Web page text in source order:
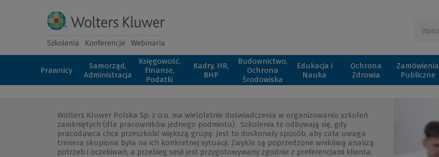
Prawnicy
Samorząd,
Administracja
Księgowość,
Finanse,
Podatki
Kadry, HR,
BHP
Budownictwo,
Ochrona
Środowiska
Edukacja i
Nauka
Ochrona
Zdrowia
Zamówienia
Publiczne
Wolters Kluwer Polska Sp. z o.o. ma wieloletnie doświadczenia w organizowaniu szkoleń
zamkniętych (dla pracowników jednego podmiotu). Szkolenia te odbywają się, gdy
pracodawca chce przeszkolić większą grupę. Jest to doskonały sposób, aby cała uwaga
trenera skupiona była na ich konkretnej sytuacji. Zwykle są poprzedzone wnikliwą analizą
potrzeb i oczekiwań, a przebieg sesji jest przygotowywany zgodnie z preferencjami klienta.